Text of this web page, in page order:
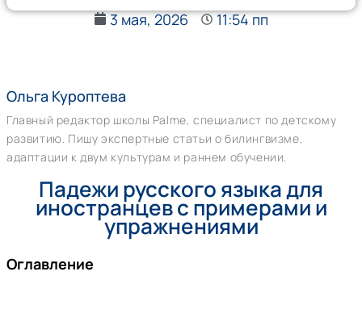
3 мая, 2026 11:54 пп
Ольга Куроптева
Главный редактор школы Palme, специалист по детскому
развитию. Пишу экспертные статьи о билингвизме,
адаптации к двум культурам и раннем обучении.
Падежи русского языка для
иностранцев с примерами и
упражнениями
Оглавление